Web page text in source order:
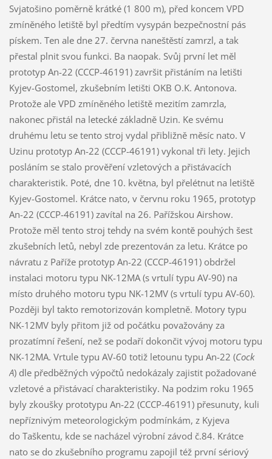
Svjatošino poměrně krátké (1 800 m), před koncem VPD
zmíněného letiště byl předtím vysypán bezpečnostní pás
pískem. Ten ale dne 27. června naneštěstí zamrzl, a tak
přestal plnit svou funkci. Ba naopak. Svůj první let měl
prototyp An-22 (CCCP-46191) završit přistáním na letišti
Kyjev-Gostomel, zkušebním letišti OKB O.K. Antonova.
Protože ale VPD zmíněného letiště mezitím zamrzla,
nakonec přistál na letecké základně Uzin. Ke svému
druhému letu se tento stroj vydal přibližně měsíc nato. V
Uzinu prototyp An-22 (CCCP-46191) vykonal tři lety. Jejich
posláním se stalo prověření vzletových a přistávacích
charakteristik. Poté, dne 10. května, byl přelétnut na letiště
Kyjev-Gostomel. Krátce nato, v červnu roku 1965, prototyp
An-22 (CCCP-46191) zavítal na 26. Pařížskou Airshow.
Protože měl tento stroj tehdy na svém kontě pouhých šest
zkušebních letů, nebyl zde prezentován za letu. Krátce po
návratu z Paříže prototyp An-22 (CCCP-46191) obdržel
instalaci motoru typu NK-12MA (s vrtulí typu AV-90) na
místo druhého motoru typu NK-12MV (s vrtulí typu AV-60).
Později byl takto remotorizován kompletně. Motory typu
NK-12MV byly přitom již od počátku považovány za
prozatímní řešení, než se podaří dokončit vývoj motoru typu
NK-12MA. Vrtule typu AV-60 totiž letounu typu An-22 (Cock
A) dle předběžných výpočtů nedokázaly zajistit požadované
vzletové a přistávací charakteristiky. Na podzim roku 1965
byly zkoušky prototypu An-22 (CCCP-46191) přesunuty, kuli
nepříznivým meteorologickým podmínkám, z Kyjeva
do Taškentu, kde se nacházel výrobní závod č.84. Krátce
nato se do zkušebního programu zapojil též první sériový